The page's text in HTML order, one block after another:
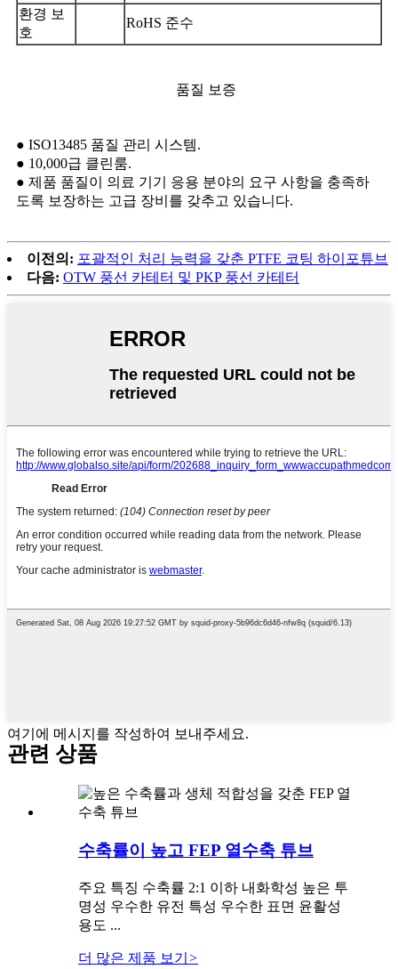
환경 보
호
RoHS 준수
품질 보증
● ISO13485 품질 관리 시스템.
● 10,000급 클린룸.
● 제품 품질이 의료 기기 응용 분야의 요구 사항을 충족하
도록 보장하는 고급 장비를 갖추고 있습니다.
이전의: 포괄적인 처리 능력을 갖춘 PTFE 코팅 하이포튜브
다음: OTW 풍선 카테터 및 PKP 풍선 카테터
여기에 메시지를 작성하여 보내주세요.
관련 상품
수축률이 높고 FEP 열수축 튜브
주요 특징 수축률 2:1 이하 내화학성 높은 투
명성 우수한 유전 특성 우수한 표면 윤활성
용도 ...
더 많은 제품 보기 >